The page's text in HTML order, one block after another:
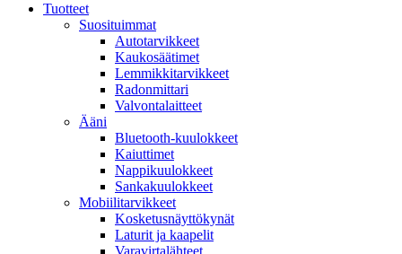
Tuotteet
Suosituimmat
Autotarvikkeet
Kaukosäätimet
Lemmikkitarvikkeet
Radonmittari
Valvontalaitteet
Ääni
Bluetooth-kuulokkeet
Kaiuttimet
Nappikuulokkeet
Sankakuulokkeet
Mobiilitarvikkeet
Kosketusnäyttökynät
Laturit ja kaapelit
Varavirtalähteet